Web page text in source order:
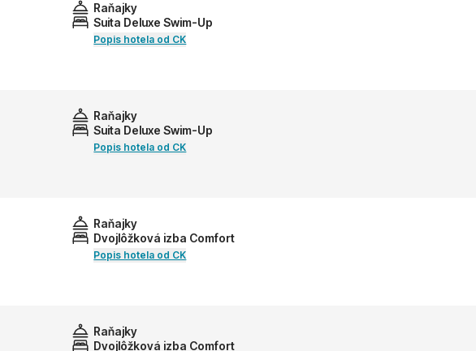
Raňajky
Suita Deluxe Swim-Up
Popis hotela od CK
Raňajky
Suita Deluxe Swim-Up
Popis hotela od CK
Raňajky
Dvojlôžková izba Comfort
Popis hotela od CK
Raňajky
Dvojlôžková izba Comfort